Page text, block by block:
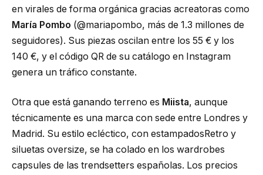
en virales de forma orgánica gracias acreatoras como
María Pombo (@mariapombo, más de 1.3 millones de
seguidores). Sus piezas oscilan entre los 55 € y los
140 €, y el código QR de su catálogo en Instagram
genera un tráfico constante.
Otra que está ganando terreno es Miista, aunque
técnicamente es una marca con sede entre Londres y
Madrid. Su estilo ecléctico, con estampadosRetro y
siluetas oversize, se ha colado en los wardrobes
capsules de las trendsetters españolas. Los precios